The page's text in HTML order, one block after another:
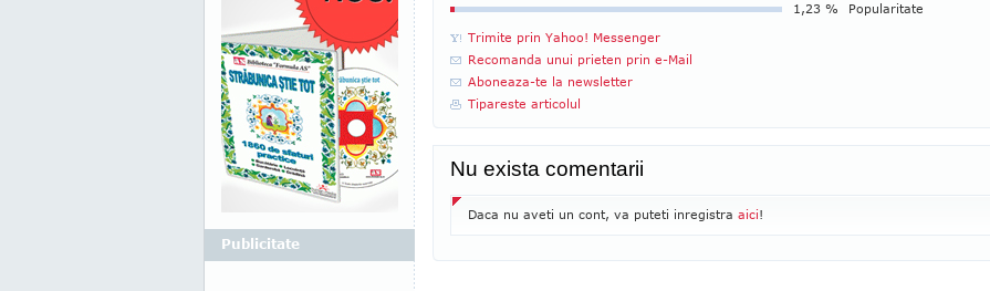
Popularitate
1,23 %
Trimite prin Yahoo! Messenger
Recomanda unui prieten prin e-Mail
Aboneaza-te la newsletter
Tipareste articolul
Nu exista comentarii
Daca nu aveti un cont, va puteti inregistra aici!
Publicitate